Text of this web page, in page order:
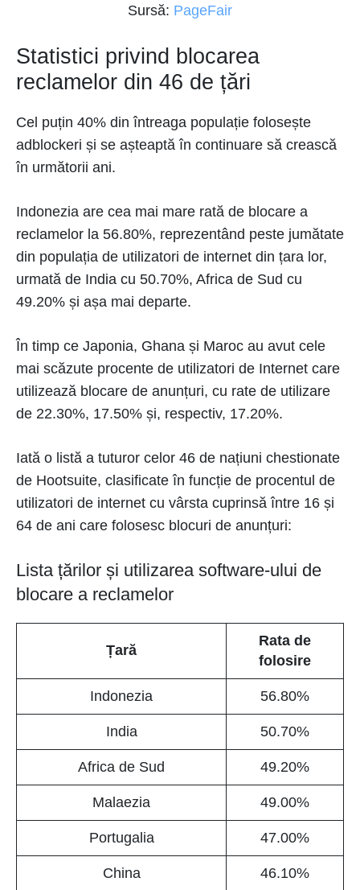
Sursă: PageFair
Statistici privind blocarea
reclamelor din 46 de țări
Cel puțin 40% din întreaga populație folosește
adblockeri și se așteaptă în continuare să crească
în următorii ani.
Indonezia are cea mai mare rată de blocare a
reclamelor la 56.80%, reprezentând peste jumătate
din populația de utilizatori de internet din țara lor,
urmată de India cu 50.70%, Africa de Sud cu
49.20% și așa mai departe.
În timp ce Japonia, Ghana și Maroc au avut cele
mai scăzute procente de utilizatori de Internet care
utilizează blocare de anunțuri, cu rate de utilizare
de 22.30%, 17.50% și, respectiv, 17.20%.
Iată o listă a tuturor celor 46 de națiuni chestionate
de Hootsuite, clasificate în funcție de procentul de
utilizatori de internet cu vârsta cuprinsă între 16 și
64 de ani care folosesc blocuri de anunțuri:
Lista țărilor și utilizarea software-ului de
blocare a reclamelor
Țară
Rata de
folosire
Indonezia 56.80%
India 50.70%
Africa de Sud 49.20%
Malaezia 49.00%
Portugalia 47.00%
China 46.10%